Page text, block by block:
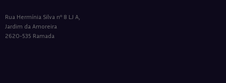
Rua Hermínia Silva nº 8 LJ A,
Jardim da Amoreira
2620-535 Ramada